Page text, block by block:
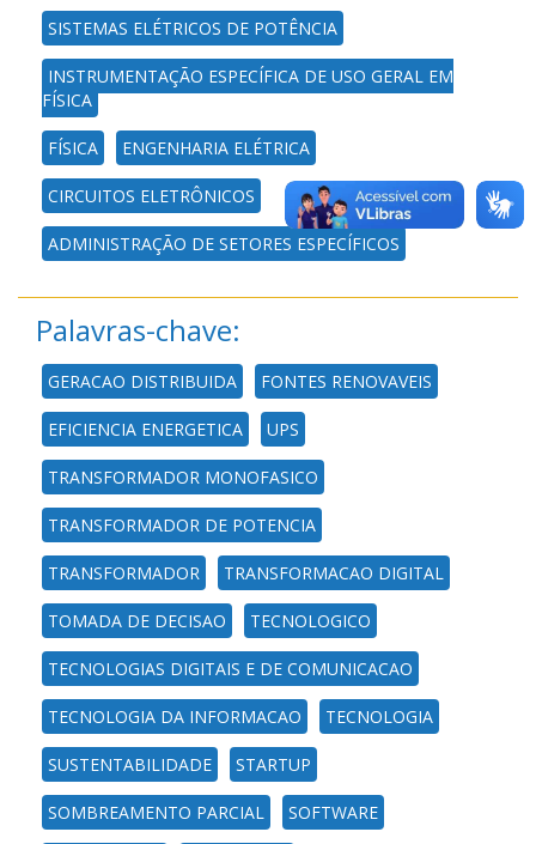
SISTEMAS ELÉTRICOS DE POTÊNCIA
INSTRUMENTAÇÃO ESPECÍFICA DE USO GERAL EM
FÍSICA
FÍSICA ENGENHARIA ELÉTRICA
CIRCUITOS ELETRÔNICOS
ADMINISTRAÇÃO DE SETORES ESPECÍFICOS
Palavras-chave:
GERACAO DISTRIBUIDA FONTES RENOVAVEIS
EFICIENCIA ENERGETICA UPS
TRANSFORMADOR MONOFASICO
TRANSFORMADOR DE POTENCIA
TRANSFORMADOR TRANSFORMACAO DIGITAL
TOMADA DE DECISAO TECNOLOGICO
TECNOLOGIAS DIGITAIS E DE COMUNICACAO
TECNOLOGIA DA INFORMACAO TECNOLOGIA
SUSTENTABILIDADE STARTUP
SOMBREAMENTO PARCIAL SOFTWARE